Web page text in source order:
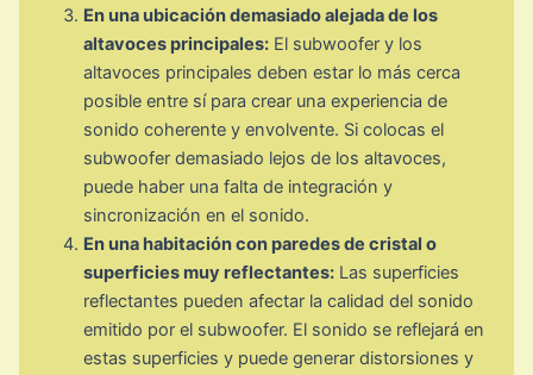
En una ubicación demasiado alejada de los
altavoces principales: El subwoofer y los
altavoces principales deben estar lo más cerca
posible entre sí para crear una experiencia de
sonido coherente y envolvente. Si colocas el
subwoofer demasiado lejos de los altavoces,
puede haber una falta de integración y
sincronización en el sonido.
En una habitación con paredes de cristal o
superficies muy reflectantes: Las superficies
reflectantes pueden afectar la calidad del sonido
emitido por el subwoofer. El sonido se reflejará en
estas superficies y puede generar distorsiones y